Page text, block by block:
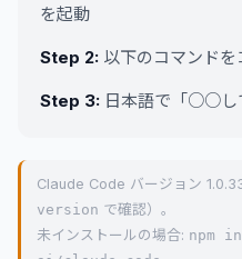
を起動
Step 2: 以下のコマンド
Step 3: 日本語で「○○し
Claude Code バージョン
version で確認）。
未インストールの場合: npm